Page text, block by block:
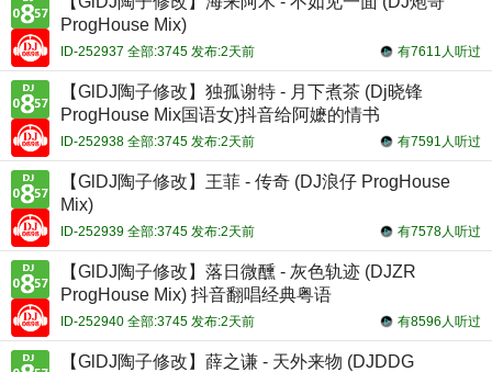
ProgHouse Mix)
有7611人听过
ID-252937 全部:3745 发布:2天前
【GlDJ陶子修改】独孤谢特 - 月下煮茶 (Dj晓锋
ProgHouse Mix国语女)抖音给阿嬷的情书
有7591人听过
ID-252938 全部:3745 发布:2天前
【GlDJ陶子修改】王菲 - 传奇 (DJ浪仔 ProgHouse
Mix)
有7578人听过
ID-252939 全部:3745 发布:2天前
【GlDJ陶子修改】落日微醺 - 灰色轨迹 (DJZR
ProgHouse Mix) 抖音翻唱经典粤语
有8596人听过
ID-252940 全部:3745 发布:2天前
【GlDJ陶子修改】薛之谦 - 天外来物 (DJDDG